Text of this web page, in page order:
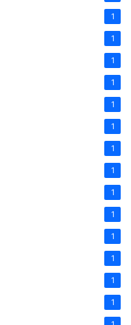
1
1
1
1
1
1
1
1
1
1
1
1
1
1